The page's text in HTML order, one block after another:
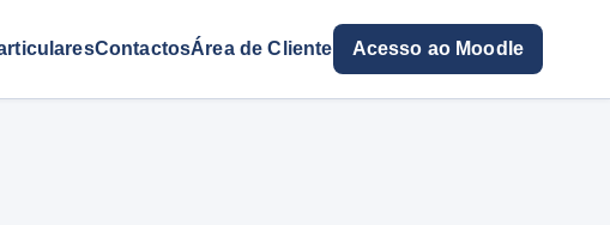
ContactosÁrea de Cliente Acesso ao Moodle